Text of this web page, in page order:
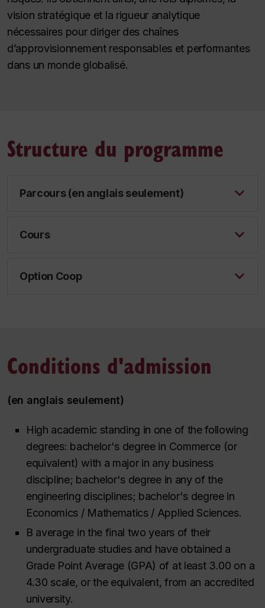
vision stratégique et la rigueur analytique
nécessaires pour diriger des chaînes
d’approvisionnement responsables et performantes
dans un monde globalisé.
Structure du programme
Parcours (en anglais seulement)
Cours
Option Coop
Conditions d'admission
(en anglais seulement)
High academic standing in one of the following
degrees: bachelor's degree in Commerce (or
equivalent) with a major in any business
discipline; bachelor's degree in any of the
engineering disciplines; bachelor's degree in
Economics / Mathematics / Applied Sciences.
B average in the final two years of their
undergraduate studies and have obtained a
Grade Point Average (GPA) of at least 3.00 on a
4.30 scale, or the equivalent, from an accredited
university.